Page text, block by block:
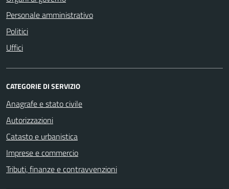
Personale amministrativo
Politici
Uffici
CATEGORIE DI SERVIZIO
Anagrafe e stato civile
Autorizzazioni
Catasto e urbanistica
Imprese e commercio
Tributi, finanze e contravvenzioni